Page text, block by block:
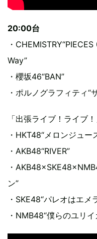
20:00台
・
Way”
・櫻坂46“BAN”
・ポルノグラフィティ“
「出張ライブ！ライブ！
・HKT48“メロンジュー
・AKB48“RIVER”
・
ン”
・SKE48“パレオはエメ
・NMB48“僕らのユリイ